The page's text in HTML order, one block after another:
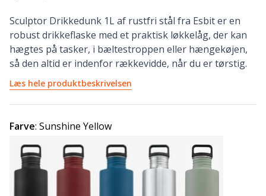
Sculptor Drikkedunk 1L af rustfri stål fra Esbit er en
robust drikkeflaske med et praktisk løkkelåg, der kan
hægtes på tasker, i bæltestroppen eller hængekøjen,
så den altid er indenfor rækkevidde, når du er tørstig.
Læs hele produktbeskrivelsen
Farve: Sunshine Yellow